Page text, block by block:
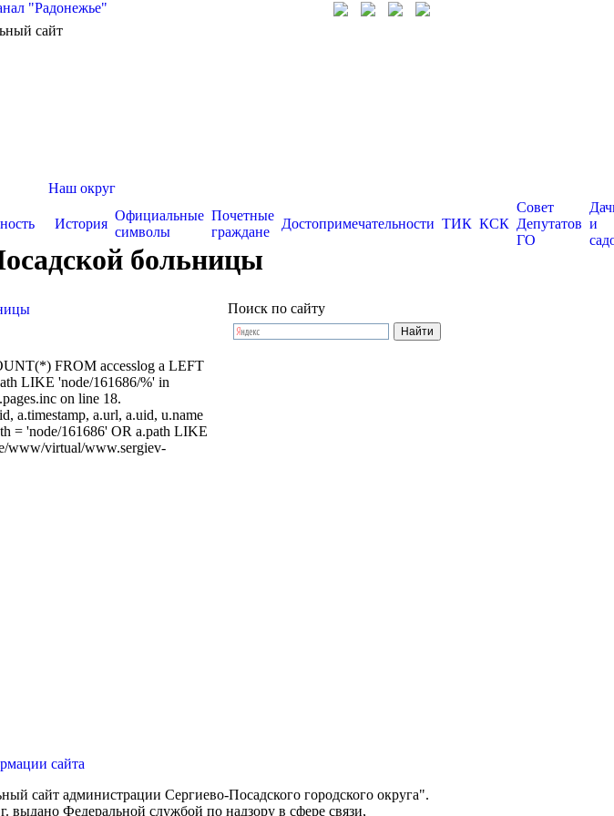
"Радонежье"
сайт
Наш округ
История
Официальные
символы
Почетные
граждане
Достопримечательности ТИК КСК
Совет
Депутатов
ГО
и
больницы
FROM accesslog a LEFT
LIKE 'node/161686/%' in
on line 18.
a.timestamp, a.url, a.uid, u.name
= 'node/161686' OR a.path LIKE
www/virtual/www.sergiev-
Поиск по сайту
сайта
сайт администрации Сергиево-Посадского городского округа".
Федеральной службой по надзору в сфере связи,